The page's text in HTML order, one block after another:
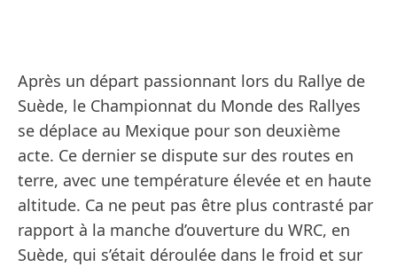
Après un départ passionnant lors du Rallye de
Suède, le Championnat du Monde des Rallyes
se déplace au Mexique pour son deuxième
acte. Ce dernier se dispute sur des routes en
terre, avec une température élevée et en haute
altitude. Ca ne peut pas être plus contrasté par
rapport à la manche d’ouverture du WRC, en
Suède, qui s’était déroulée dans le froid et sur